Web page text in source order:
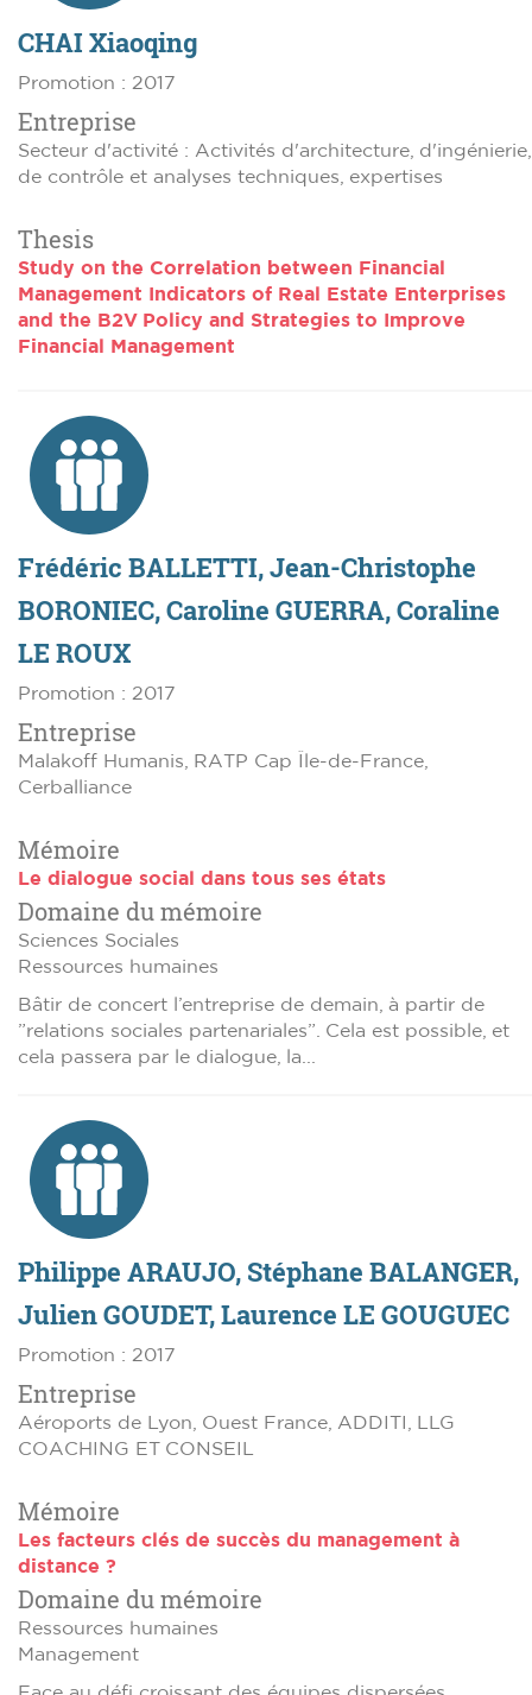
CHAI Xiaoqing
Promotion : 2017
Entreprise
Secteur d'activité : Activités d'architecture, d'ingénierie,
de contrôle et analyses techniques, expertises
Thesis
Study on the Correlation between Financial
Management Indicators of Real Estate Enterprises
and the B2V Policy and Strategies to Improve
Financial Management
Frédéric BALLETTI, Jean-Christophe
BORONIEC, Caroline GUERRA, Coraline
LE ROUX
Promotion : 2017
Entreprise
Malakoff Humanis, RATP Cap Île-de-France,
Cerballiance
Mémoire
Le dialogue social dans tous ses états
Domaine du mémoire
Sciences Sociales
Ressources humaines
Bâtir de concert l’entreprise de demain, à partir de
”relations sociales partenariales”. Cela est possible, et
cela passera par le dialogue, la...
Philippe ARAUJO, Stéphane BALANGER,
Julien GOUDET, Laurence LE GOUGUEC
Promotion : 2017
Entreprise
Aéroports de Lyon, Ouest France, ADDITI, LLG
COACHING ET CONSEIL
Mémoire
Les facteurs clés de succès du management à
distance ?
Domaine du mémoire
Ressources humaines
Management